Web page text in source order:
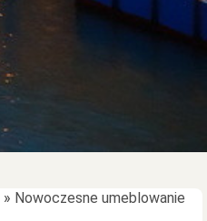
» Nowoczesne umeblowanie